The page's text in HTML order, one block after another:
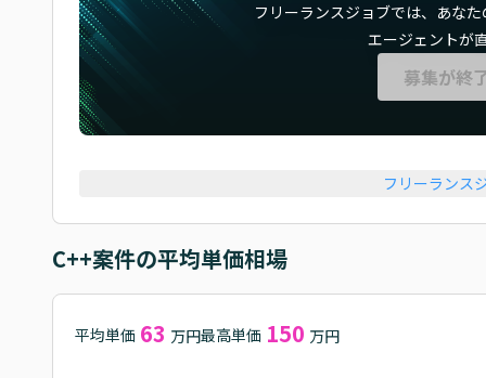
フリーランスジョブでは、 あな
エージェントが
募集が終
フリーランス
C++案件の平均単価相場
平均単価 63 万円最高単価 150 万円